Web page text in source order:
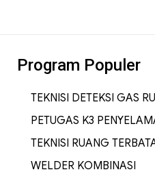
Program Populer
TEKNISI DETEKSI GAS
PETUGAS K3
TEKNISI RUANG
WELDER KOMBINASI